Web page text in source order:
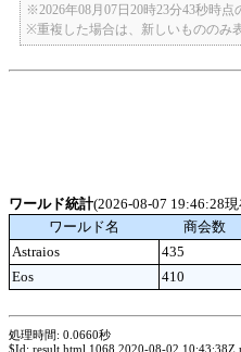
※2026年08月07日20時23分43秒時点
※重複した場合は、新しいもののみ
ワールド統計(2026-08-07 19:46:28
ワールド名
商会数
Astraios
435
Eos
410
処理時間: 0.0660秒
$Id: result.html 1068 2020-08-02